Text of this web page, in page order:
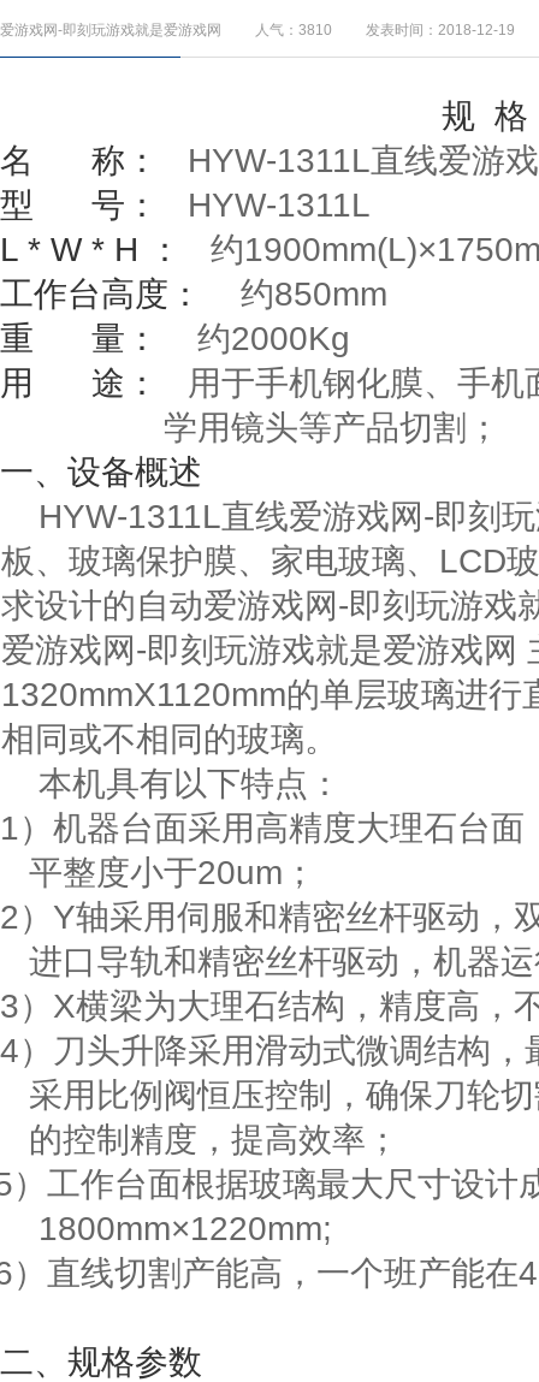
爱游戏网-即刻玩游戏就是爱游戏网 人气：3810 发表时间：2018-12-19
规 格
名
称： HYW-1311L直线爱游
型
号：
HYW-1311L
L * W * H
： 约1900mm(L)×
工作台高度：
约850mm
重
量： 约2000Kg
用
途：
用于手机钢化膜、手机
学用镜头等产品切割；
一、 设备概述
HYW-1311L直线爱游戏网-即刻
板、玻璃保护膜、家电玻璃、LCD
求设计的自动爱游戏网-即刻玩游戏
爱游戏网-即刻玩游戏就是爱游戏网
1320mmX1120mm的单层玻璃进行
相同或不相同的玻璃。
本机具有以下特点：
1） 机器台面采用高精度大理石台
平整度小于20um ；
2） Y轴采用伺服和精密丝杆驱动，
进口导轨和精密丝杆驱动，机器
3） X横梁为大理石结构，精度高，
4）刀头升降采用滑动式微调结构，
采用比例阀恒压控制，确保刀轮
的控制精度，提高效率；
）工作台面根据玻璃最大尺寸设计
1800mm×1220mm;
）直线切割产能高，一个班产能在
二、规格参数